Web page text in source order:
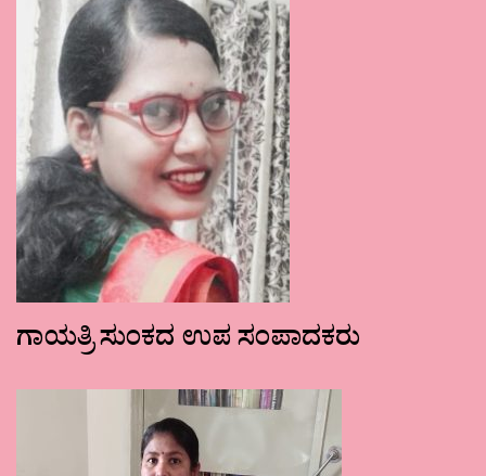
ಗಾಯತ್ರಿ ಸುಂಕದ ಉಪ ಸಂಪಾದಕರು